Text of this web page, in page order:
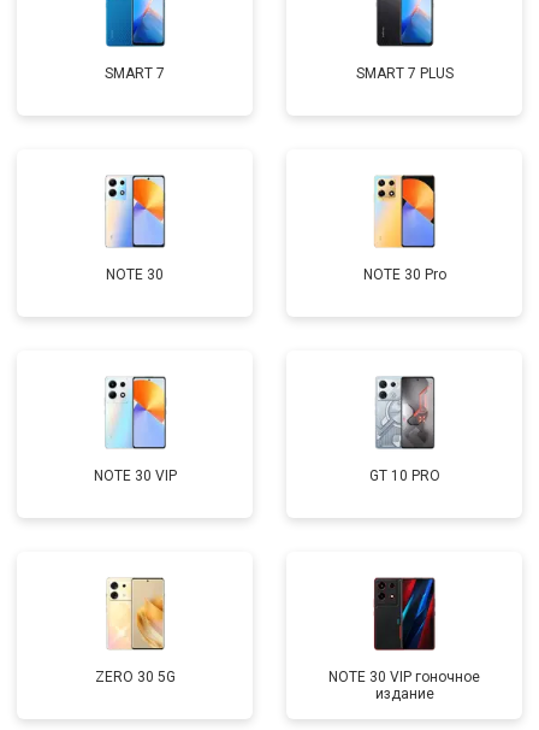
SMART 7 SMART 7 PLUS
NOTE 30 NOTE 30 Pro
NOTE 30 VIP GT 10 PRO
ZERO 30 5G
NOTE 30 VIP гоночное
издание